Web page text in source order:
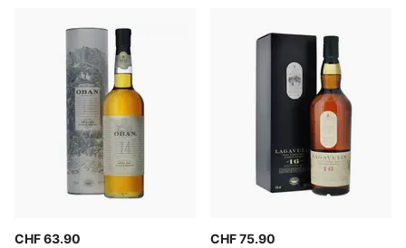
CHF 63.90
CHF 75.90